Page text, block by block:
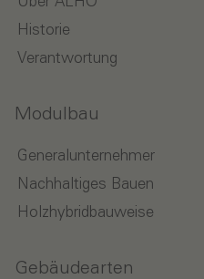
Historie
Verantwortung
Modulbau
Generalunternehmer
Nachhaltiges Bauen
Holzhybridbauweise
Gebäudearten